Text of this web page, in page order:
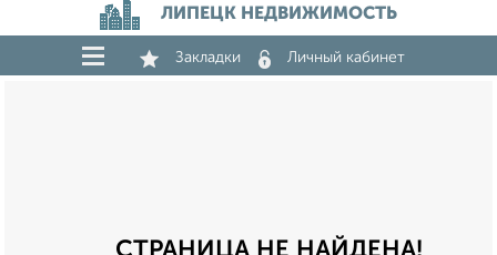
ЛИПЕЦК НЕДВИЖИМОСТЬ
Закладки Личный кабинет